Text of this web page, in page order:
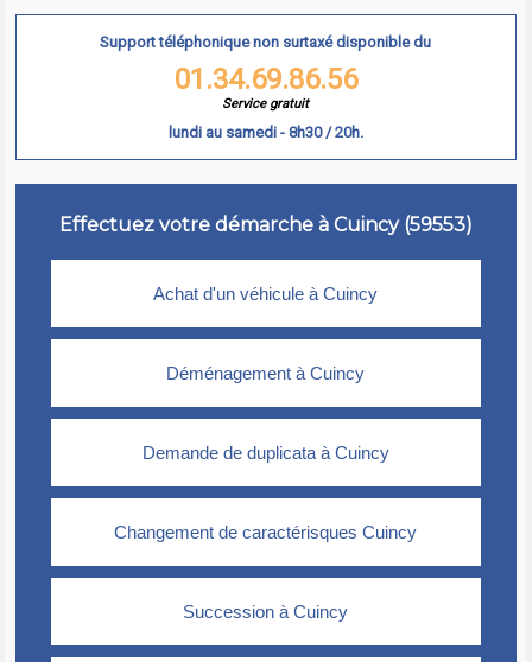
Support téléphonique non surtaxé disponible du
01.34.69.86.56
Service gratuit
lundi au samedi - 8h30 / 20h.
Effectuez votre démarche à Cuincy (59553)